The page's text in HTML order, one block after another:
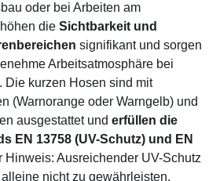
oder bei Arbeiten am
die Sichtbarkeit und
signifikant und sorgen
Arbeitsatmosphäre bei
Die kurzen Hosen sind mit
(Warnorange oder Warngelb) und
ausgestattet und erfüllen die
EN 13758 (UV-Schutz) und EN
Hinweis: Ausreichender UV-Schutz
nicht zu gewährleisten.